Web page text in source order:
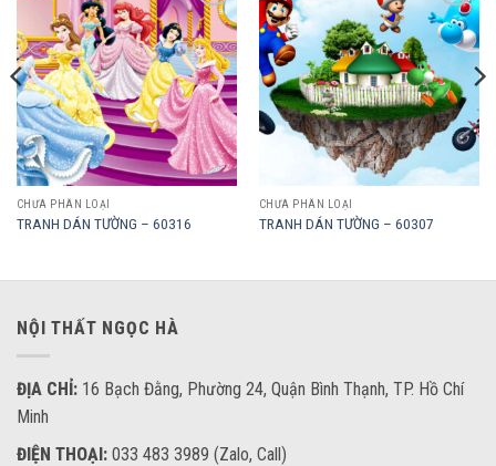
Add to
wishlist
CHƯA PHÂN LOẠI
TRANH DÁN TƯỜNG – 60316
Add to
wishlist
CHƯA PHÂN LOẠI
TRANH DÁN TƯỜNG – 60307
NỘI THẤT NGỌC HÀ
ĐỊA CHỈ: 16 Bạch Đằng, Phường 24, Quận Bình Thạnh, TP. Hồ Chí
Minh
ĐIỆN THOẠI: 033 483 3989 (Zalo, Call)